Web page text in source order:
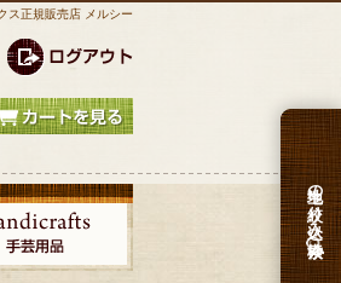
ス正規販売店 メルシー
生地の絞り込み検索